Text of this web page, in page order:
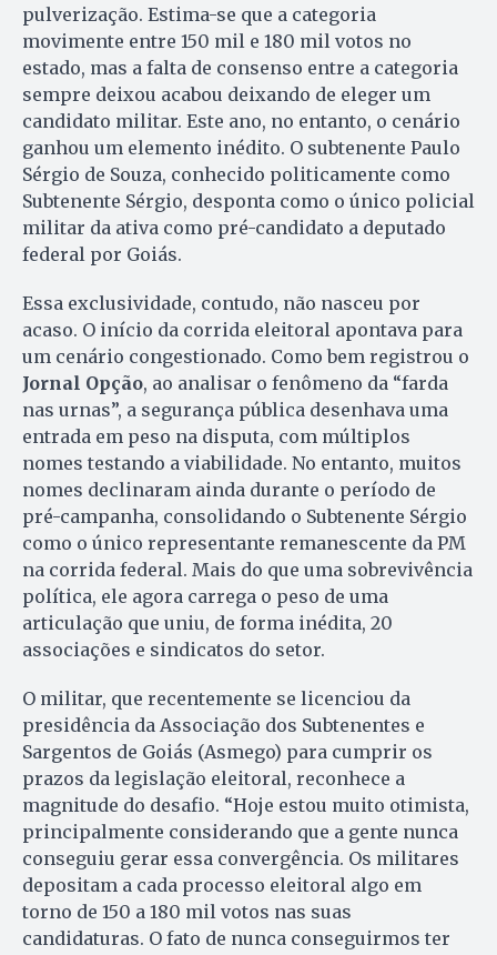
pulverização. Estima-se que a categoria
movimente entre 150 mil e 180 mil votos no
estado, mas a falta de consenso entre a categoria
sempre deixou acabou deixando de eleger um
candidato militar. Este ano, no entanto, o cenário
ganhou um elemento inédito. O subtenente Paulo
Sérgio de Souza, conhecido politicamente como
Subtenente Sérgio, desponta como o único policial
militar da ativa como pré-candidato a deputado
federal por Goiás.
Essa exclusividade, contudo, não nasceu por
acaso. O início da corrida eleitoral apontava para
um cenário congestionado. Como bem registrou o
Jornal Opção, ao analisar o fenômeno da “farda
nas urnas”, a segurança pública desenhava uma
entrada em peso na disputa, com múltiplos
nomes testando a viabilidade. No entanto, muitos
nomes declinaram ainda durante o período de
pré-campanha, consolidando o Subtenente Sérgio
como o único representante remanescente da PM
na corrida federal. Mais do que uma sobrevivência
política, ele agora carrega o peso de uma
articulação que uniu, de forma inédita, 20
associações e sindicatos do setor.
O militar, que recentemente se licenciou da
presidência da Associação dos Subtenentes e
Sargentos de Goiás (Asmego) para cumprir os
prazos da legislação eleitoral, reconhece a
magnitude do desafio. “Hoje estou muito otimista,
principalmente considerando que a gente nunca
conseguiu gerar essa convergência. Os militares
depositam a cada processo eleitoral algo em
torno de 150 a 180 mil votos nas suas
candidaturas. O fato de nunca conseguirmos ter